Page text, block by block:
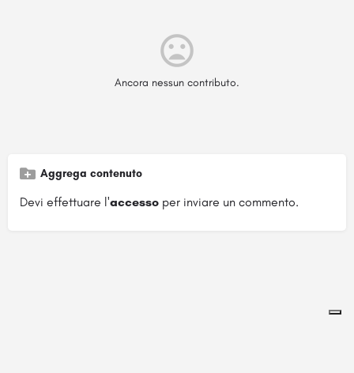
Ancora nessun contributo.
Aggrega contenuto
Devi effettuare l'accesso per inviare un commento.